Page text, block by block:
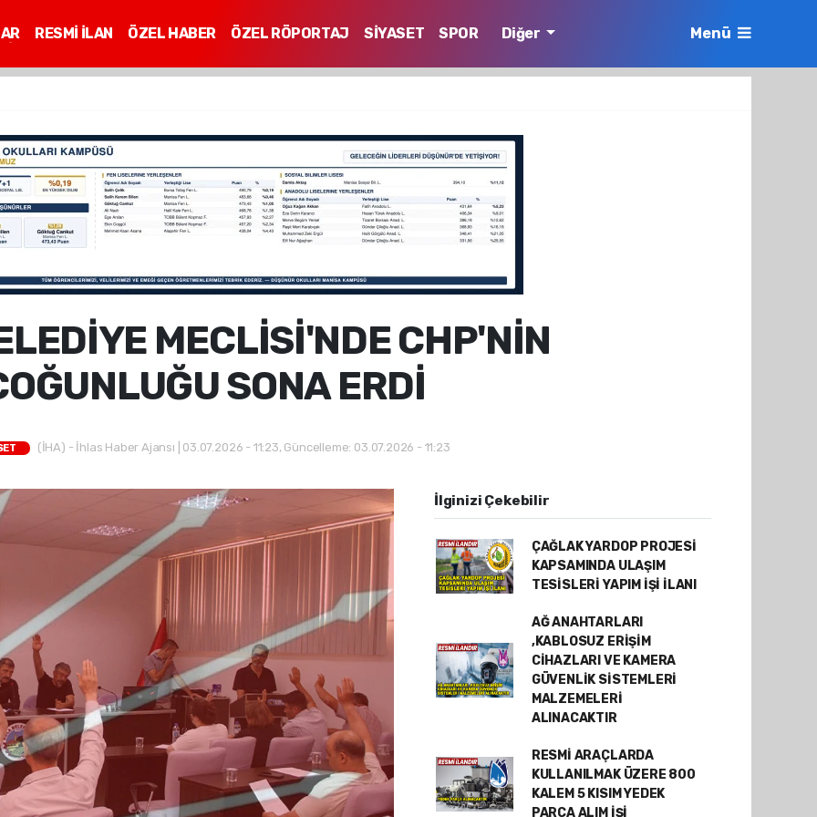
RESMİ İLAN ÖZEL HABER ÖZEL RÖPORTAJ SİYASET
SPOR
Diğer Menü
MECLİSİ'NDE CHP'NİN
SONA ERDİ
(İHA) - İhlas Haber Ajansı | 03.07.2026 - 11:23, Güncelleme: 03.07.2026 - 11:23
İlginizi Çekebilir
ÇAĞLAK YARDOP PROJESİ
KAPSAMINDA ULAŞIM
TESİSLERİ YAPIM İŞİ İLANI
AĞ ANAHTARLARI
,KABLOSUZ ERİŞİM
CİHAZLARI VE KAMERA
GÜVENLİK SİSTEMLERİ
MALZEMELERİ
ALINACAKTIR
RESMİ ARAÇLARDA
KULLANILMAK ÜZERE 800
KALEM 5 KISIM YEDEK
PARÇA ALIM İŞİ